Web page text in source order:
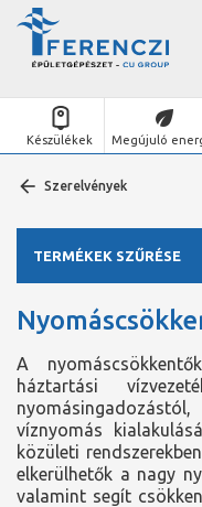
Készülékek Megújuló
Szerelvények
A
háztartási
víznyomás
közületi
elkerülhetők a nagy
valamint segít
TERMÉKEK SZŰRÉSE